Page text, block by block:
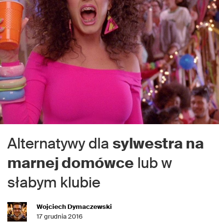
Alternatywy dla sylwestra na
marnej domówce lub w
słabym klubie
Wojciech Dymaczewski
17 grudnia 2016